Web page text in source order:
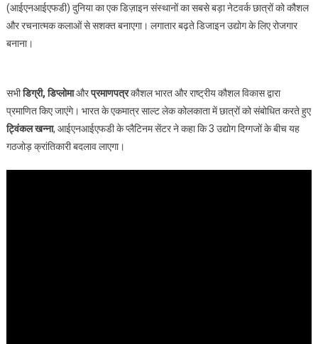
ने
आईएनआईएफडी
में
मेधावी
स्किल्स
(आईएनआईएफडी) दुनिया का एक डिज़ाइन संस्थानों का सबसे बड़ा नेटवर्क छात्रों को कौशल
और रचनात्मक कलाओं से सशक्त बनाएगा। लगातार बढ़ते डिजाइन उद्योग के लिए रोजगार
बनाना।
सभीडिग्री, डिप्लोमाऔरप्रमाणपत्रकौशल भारत और राष्ट्रीय कौशल विकास द्वारा
प्रमाणित किए जाएंगे। भारत के एकमात्र साल्ट लेक कोलकाता में छात्रों को संबोधित करते हुए
ट्विंकल खन्ना, आईएनआईएफडी के प्लैटिनम सेंटर ने कहा कि 3 उद्योग दिग्गजों के बीच यह
गठजोड़ क्रांतिकारी बदलाव लाएगा।